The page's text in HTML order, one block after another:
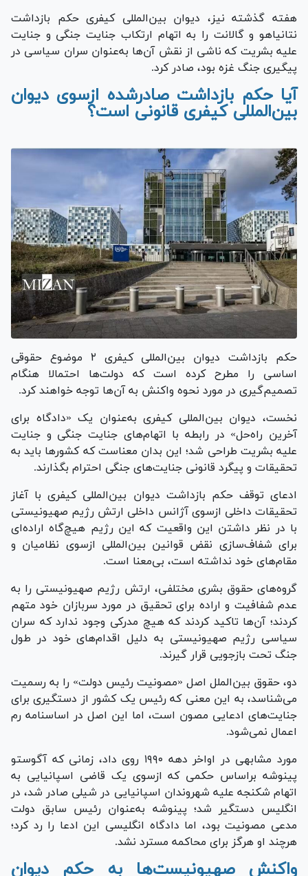
هفته گذشته نیز، دیوان بین‌المللی کیفری حکم بازداشت
نتانیاهو و گالانت را به اتهام ارتکاب جنایت جنگی و جنایت
علیه بشریت که ناشی از نقش آن‌ها به‌عنوان سران سیاسی در
پیگیری جنگ غزه بود، صادر کرد.
آیا حکم بازداشت صادرشده ازسوی دیوان
بین‌المللی کیفری قانونی است؟
حکم بازداشت دیوان بین‌المللی کیفری ۲ موضوع حقوقی
اساسی را مطرح کرده است که دولت‌ها احتمالا هنگام
تصمیم‌گیری در مورد نحوه واکنش به آن‌ها توجه خواهند کرد.
نخست، دیوان بین‌المللی کیفری به‌عنوان یک «دادگاه برای
آخرین راه‌حل» در رابطه با اتهام‌های جنایت جنگی و جنایت
علیه بشریت طراحی شد؛ این بدان معناست که کشورها باید به
تحقیقات و پیگرد قانونی جنایت‌های جنگی احترام بگذارند.
ادعای توقف حکم بازداشت دیوان بین‌المللی کیفری با آغاز
تحقیقات داخلی ازسوی آژانس داخلی ارتش رژیم صهیونیستی
با در نظر داشتن این واقعیت که این رژیم هیچ‌گاه اراده‌ای
برای شفاف‌سازی نقض قوانین بین‌المللی ازسوی نظامیان و
مقام‌های خود نداشته است، بی‌معنا است.
گروه‌های حقوق بشری مختلفی، ارتش رژیم صهیونیستی را به
عدم شفافیت و اراده برای تحقیق در مورد سربازان خود متهم
کردند؛ آن‌ها تاکید کردند که هیچ مدرکی وجود ندارد که سران
سیاسی رژیم صهیونیستی به دلیل اقدام‌های خود در طول
جنگ تحت بازجویی قرار گیرند.
دو، حقوق بین‌الملل اصل «مصونیت رئیس دولت» را به رسمیت
می‌شناسد، به این معنی که رئیس یک کشور از دستگیری برای
جنایت‌های ادعایی مصون است، اما این اصل در اساسنامه رم
اعمال نمی‌شود.
مورد مشابهی در اواخر دهه ۱۹۹۰ روی داد، زمانی که آگوستو
پینوشه براساس حکمی که ازسوی یک قاضی اسپانیایی به
اتهام شکنجه علیه شهروندان اسپانیایی در شیلی صادر شد، در
انگلیس دستگیر شد؛ پینوشه به‌عنوان رئیس سابق دولت
مدعی مصونیت بود، اما دادگاه انگلیسی این ادعا را رد کرد؛
هرچند او هرگز برای محاکمه مسترد نشد.
واکنش صهیونیست‌ها به حکم دیوان